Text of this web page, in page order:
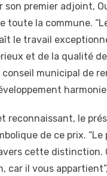
son premier adjoint,
toute la commune.
le travail
et de la qualité
municipal de
reconnaissant, le
de ce prix.
cette distinction.
car il vous